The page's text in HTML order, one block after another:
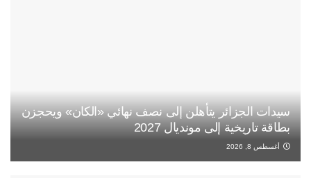
سيدات الجزائر يتأهلن إلى نصف نهائي «الكان» ويحجزن
بطاقة تاريخية إلى مونديال 2027
أغسطس 8, 2026